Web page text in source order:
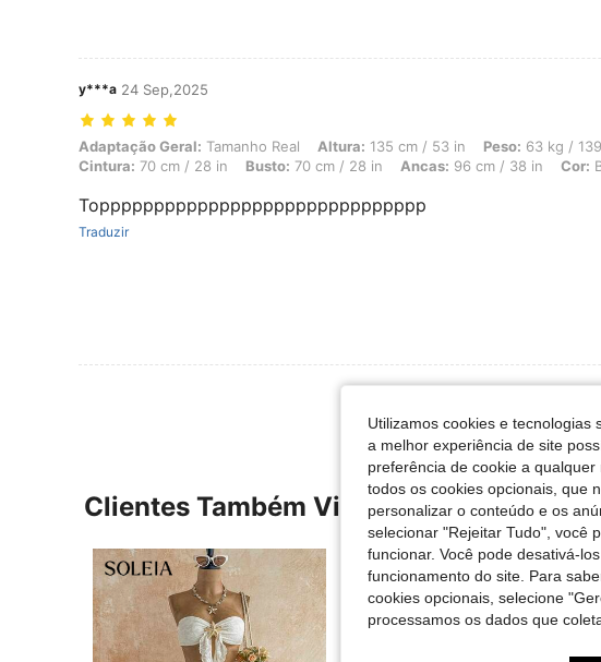
y***a 24 Sep,2025
Adaptação Geral: Tamanho Real, Altura: 135 cm / 53 in, Peso: 63 kg / 139 lbs,
Adaptação Geral: Tamanho Real Altura: 135 cm / 53 in Peso: 63 kg /
Cintura: 70 cm / 28 in Busto: 70 cm / 28 in Ancas: 96 cm / 38 in Cor:
Topppppppppppppppppppppppppppppp
Traduzir
Clientes Também Visitaram
Utilizamos cookies e
a melhor experiência de site
preferência de cookie a
todos os cookies opcionais, que
personalizar o conteúdo e os
selecionar "Rejeitar Tudo", você
funcionar. Você pode desativá-
funcionamento do site. Para
cookies opcionais, selecione
processamos os dados que